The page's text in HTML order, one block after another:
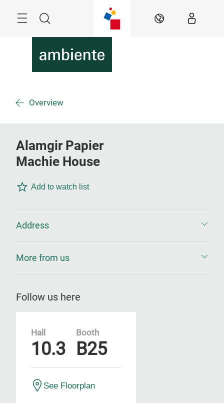
Suche DE
Overview
Alamgir Papier
Machie House
Add to watch list
Address
More from us
Follow us here
Hall
10.3
Booth
B25
See Floorplan